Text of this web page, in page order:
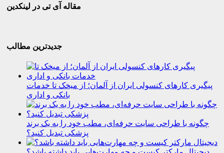
مقاله آی تی در لینکدین
جدیدترین مطالب
پیگیری کارهای کنسولی ایران از آلمان؛ از میخک تا خدمات
بانکی و اداری
چگونه با طراحی سایت حرفه‌ای، مطب خود را به یک برند
پزشکی تبدیل کنید؟